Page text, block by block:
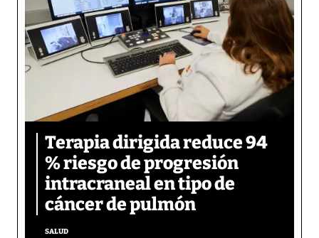
Terapia dirigida reduce 94
% riesgo de progresión
intracraneal en tipo de
cáncer de pulmón
SALUD